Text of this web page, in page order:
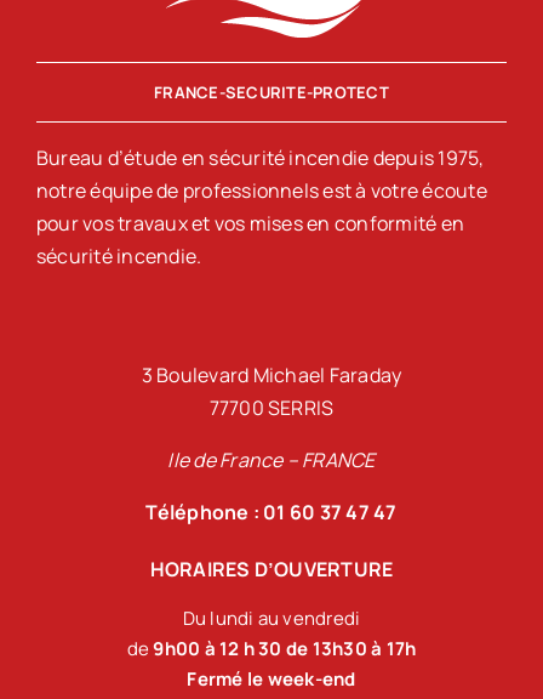
FRANCE-SECURITE-PROTECT
Bureau d’étude en sécurité incendie depuis 1975,
notre équipe de professionnels est à votre écoute
pour vos travaux et vos mises en conformité en
sécurité incendie.
3 Boulevard Michael Faraday
77700 SERRIS
Ile de France – FRANCE
Téléphone : 01 60 37 47 47
HORAIRES D’OUVERTURE
Du lundi au vendredi
de9h00 à 12 h 30 de 13h30 à 17h
Fermé le week-end